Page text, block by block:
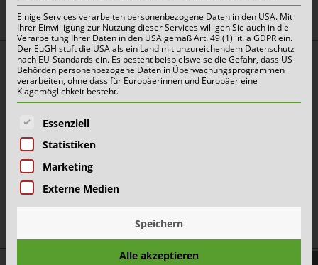
Infos und Kontakt
Haben Sie Fragen? Nutzen Sie einfach unser
Einige Services verarbeiten personenbezogene Daten in den USA. Mit
Ihrer Einwilligung zur Nutzung dieser Services willigen Sie auch in die
Verarbeitung Ihrer Daten in den USA gemäß Art. 49 (1) lit. a GDPR ein.
Der EuGH stuft die USA als ein Land mit unzureichendem Datenschutz
nach EU-Standards ein. Es besteht beispielsweise die Gefahr, dass US-
Behörden personenbezogene Daten in Überwachungsprogrammen
verarbeiten, ohne dass für Europäerinnen und Europäer eine
Klagemöglichkeit besteht.
Es folgt eine Liste der Service-Gruppen, für die eine
Essenziell
Statistiken
Marketing
Externe Medien
Speichern
Alle akzeptieren